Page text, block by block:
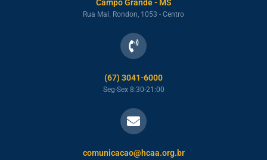
Campo Grande - MS
Rua Mal. Rondon, 1053 - Centro
(67) 3041-6000
Seg-Sex 8:30-21:00
comunicacao@hcaa.org.br